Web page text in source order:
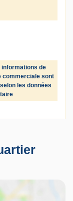
informations de
commerciale sont
les données